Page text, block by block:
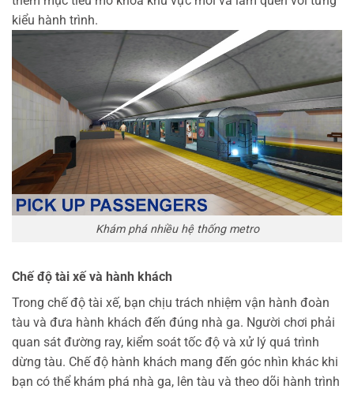
kiểu hành trình.
Khám phá nhiều hệ thống metro
Chế độ tài xế và hành khách
Trong chế độ tài xế, bạn chịu trách nhiệm vận hành đoàn
tàu và đưa hành khách đến đúng nhà ga. Người chơi phải
quan sát đường ray, kiểm soát tốc độ và xử lý quá trình
dừng tàu. Chế độ hành khách mang đến góc nhìn khác khi
bạn có thể khám phá nhà ga, lên tàu và theo dõi hành trình